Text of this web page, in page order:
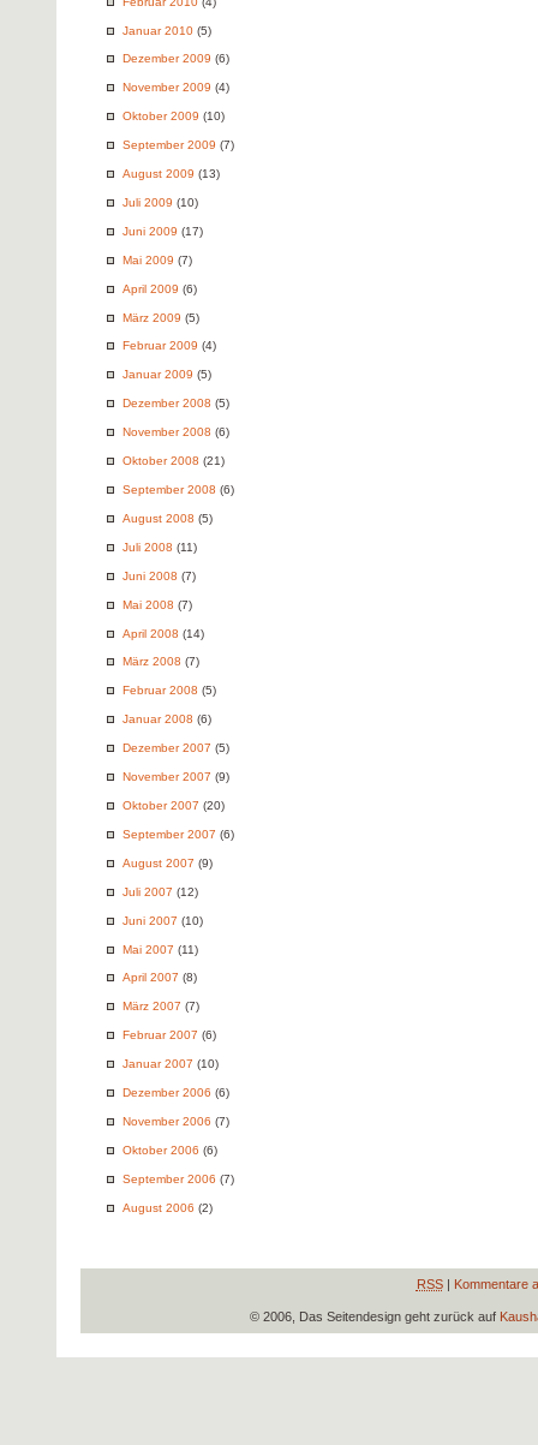
Januar 2010 (5)
Dezember 2009 (6)
November 2009 (4)
Oktober 2009 (10)
September 2009 (7)
August 2009 (13)
Juli 2009 (10)
Juni 2009 (17)
Mai 2009 (7)
April 2009 (6)
März 2009 (5)
Februar 2009 (4)
Januar 2009 (5)
Dezember 2008 (5)
November 2008 (6)
Oktober 2008 (21)
September 2008 (6)
August 2008 (5)
Juli 2008 (11)
Juni 2008 (7)
Mai 2008 (7)
April 2008 (14)
März 2008 (7)
Februar 2008 (5)
Januar 2008 (6)
Dezember 2007 (5)
November 2007 (9)
Oktober 2007 (20)
September 2007 (6)
August 2007 (9)
Juli 2007 (12)
Juni 2007 (10)
Mai 2007 (11)
April 2007 (8)
März 2007 (7)
Februar 2007 (6)
Januar 2007 (10)
Dezember 2006 (6)
November 2006 (7)
Oktober 2006 (6)
September 2006 (7)
August 2006 (2)
RSS| Kommentare
© 2006, Das Seitendesign geht zurück auf